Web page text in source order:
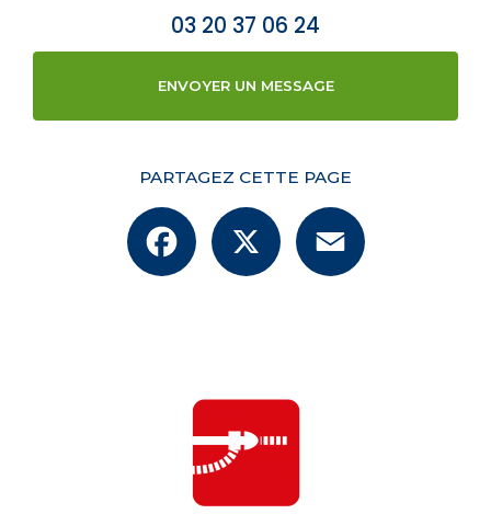
03 20 37 06 24
ENVOYER UN MESSAGE
PARTAGEZ CETTE PAGE
Facebook